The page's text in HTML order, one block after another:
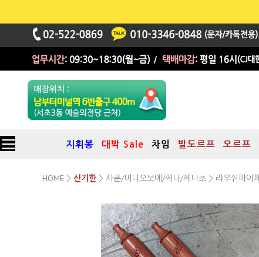
지휘봉 대박 Sale 차임 발도르프 오르프
HOME > 신기한 > 사푼/미니오보에/께나/께나초 > 라우쉬파이